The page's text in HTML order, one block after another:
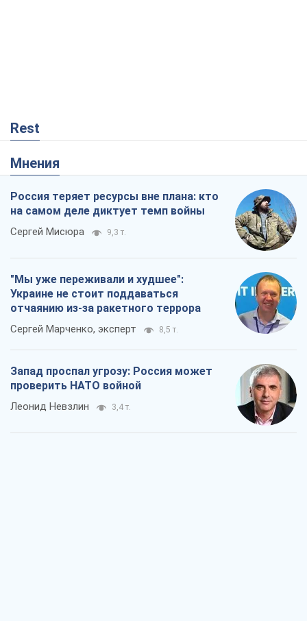
Rest
Мнения
Россия теряет ресурсы вне плана: кто
на самом деле диктует темп войны
Сергей Мисюра 9,3 т.
"Мы уже переживали и худшее":
Украине не стоит поддаваться
отчаянию из-за ракетного террора
Сергей Марченко, эксперт 8,5 т.
Запад проспал угрозу: Россия может
проверить НАТО войной
Леонид Невзлин 3,4 т.